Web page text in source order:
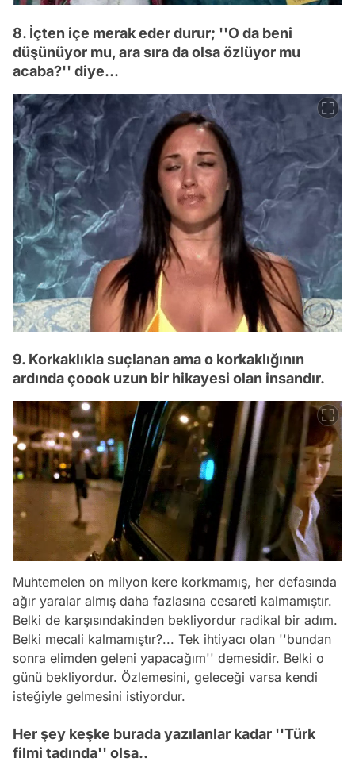
8. İçten içe merak eder durur; ''O da beni
düşünüyor mu, ara sıra da olsa özlüyor mu
acaba?'' diye...
9. Korkaklıkla suçlanan ama o korkaklığının
ardında çoook uzun bir hikayesi olan insandır.
Muhtemelen on milyon kere korkmamış, her defasında
ağır yaralar almış daha fazlasına cesareti kalmamıştır.
Belki de karşısındakinden bekliyordur radikal bir adım.
Belki mecali kalmamıştır?... Tek ihtiyacı olan ''bundan
sonra elimden geleni yapacağım'' demesidir. Belki o
günü bekliyordur. Özlemesini, geleceği varsa kendi
isteğiyle gelmesini istiyordur.
Her şey keşke burada yazılanlar kadar ''Türk
filmi tadında'' olsa..